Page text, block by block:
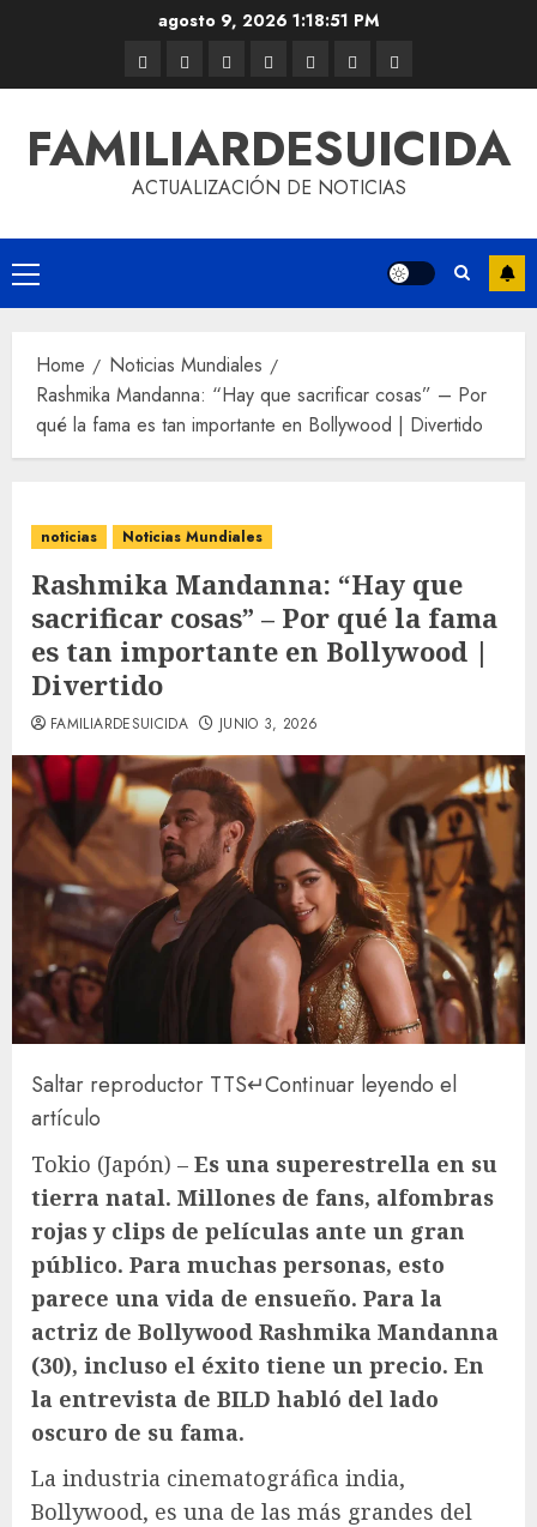
agosto 9, 2026 1:18:51 PM
FAMILIARDESUICIDA
ACTUALIZACIÓN DE NOTICIAS
Home
Noticias Mundiales
Rashmika Mandanna: “Hay que sacrificar cosas” – Por
qué la fama es tan importante en Bollywood | Divertido
noticias Noticias Mundiales
Rashmika Mandanna: “Hay que
sacrificar cosas” – Por qué la fama
es tan importante en Bollywood |
Divertido
FAMILIARDESUICIDA JUNIO 3, 2026
Saltar reproductor TTS↵Continuar leyendo el
artículo
Tokio (Japón) – Es una superestrella en su
tierra natal. Millones de fans, alfombras
rojas y clips de películas ante un gran
público. Para muchas personas, esto
parece una vida de ensueño. Para la
actriz de Bollywood Rashmika Mandanna
(30), incluso el éxito tiene un precio. En
la entrevista de BILD habló del lado
oscuro de su fama.
La industria cinematográfica india,
Bollywood, es una de las más grandes del